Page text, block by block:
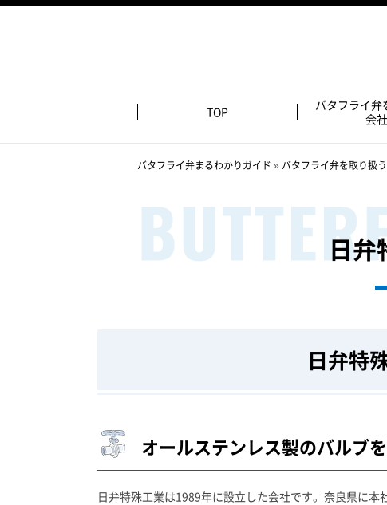
TOP
バタフライ弁
会社
バタフライ弁まるわかりガイド » バタフライ弁を取り扱
日弁
日弁特
オールステンレス製のバルブ
日弁特殊工業は1989年に設立した会社です。奈良県に